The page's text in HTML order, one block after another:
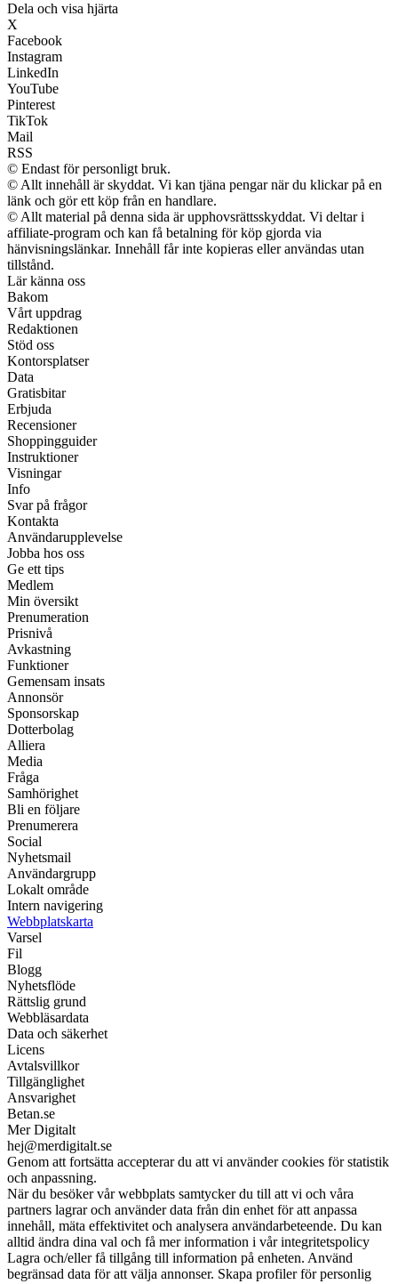
Dela och visa hjärta
X
Facebook
Instagram
LinkedIn
YouTube
Pinterest
TikTok
Mail
RSS
© Endast för personligt bruk.
© Allt innehåll är skyddat. Vi kan tjäna pengar när du klickar på en
länk och gör ett köp från en handlare.
© Allt material på denna sida är upphovsrättsskyddat. Vi deltar i
affiliate-program och kan få betalning för köp gjorda via
hänvisningslänkar. Innehåll får inte kopieras eller användas utan
tillstånd.
Lär känna oss
Bakom
Vårt uppdrag
Redaktionen
Stöd oss
Kontorsplatser
Data
Gratisbitar
Erbjuda
Recensioner
Shoppingguider
Instruktioner
Visningar
Info
Svar på frågor
Kontakta
Användarupplevelse
Jobba hos oss
Ge ett tips
Medlem
Min översikt
Prenumeration
Prisnivå
Avkastning
Funktioner
Gemensam insats
Annonsör
Sponsorskap
Dotterbolag
Alliera
Media
Fråga
Samhörighet
Bli en följare
Prenumerera
Social
Nyhetsmail
Användargrupp
Lokalt område
Intern navigering
Webbplatskarta
Varsel
Fil
Blogg
Nyhetsflöde
Rättslig grund
Webbläsardata
Data och säkerhet
Licens
Avtalsvillkor
Tillgänglighet
Ansvarighet
Betan.se
Mer Digitalt
hej@merdigitalt.se
Genom att fortsätta accepterar du att vi använder cookies för statistik
och anpassning.
När du besöker vår webbplats samtycker du till att vi och våra
partners lagrar och använder data från din enhet för att anpassa
innehåll, mäta effektivitet och analysera användarbeteende. Du kan
alltid ändra dina val och få mer information i vår integritetspolicy
Lagra och/eller få tillgång till information på enheten. Använd
begränsad data för att välja annonser. Skapa profiler för personlig